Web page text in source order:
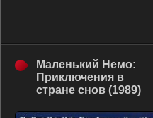
Маленький Немо:
Приключения в
стране снов (1989)